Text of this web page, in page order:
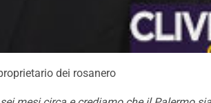
dei rosanero